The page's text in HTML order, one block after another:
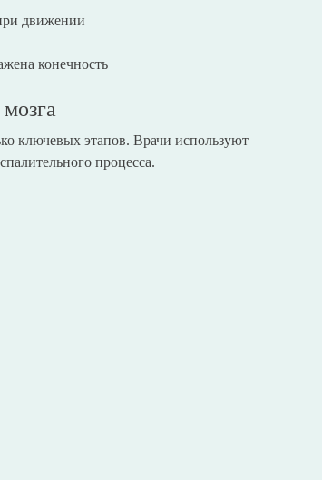
движении
конечность
ключевых этапов. Врачи используют
процесса.